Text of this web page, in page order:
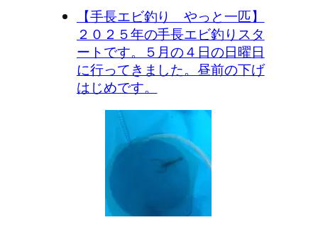
【手長エビ釣り やっと一匹】
２０２５年の手長エビ釣りスタ
ートです。５月の４日の日曜日
に行ってきました。昼前の下げ
はじめです。